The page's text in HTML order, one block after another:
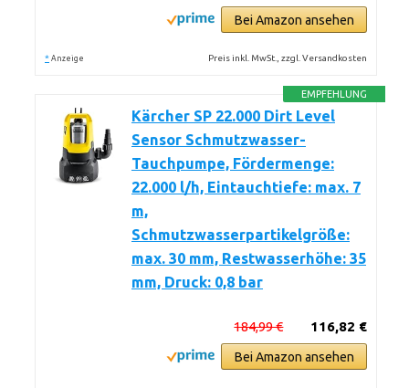
Bei Amazon ansehen
* Anzeige Preis inkl. MwSt., zzgl. Versandkosten
EMPFEHLUNG
Kärcher SP 22.000 Dirt Level
Sensor Schmutzwasser-
Tauchpumpe, Fördermenge:
22.000 l/h, Eintauchtiefe: max. 7
m,
Schmutzwasserpartikelgröße:
max. 30 mm, Restwasserhöhe: 35
mm, Druck: 0,8 bar
116,82 €
184,99 €
Bei Amazon ansehen